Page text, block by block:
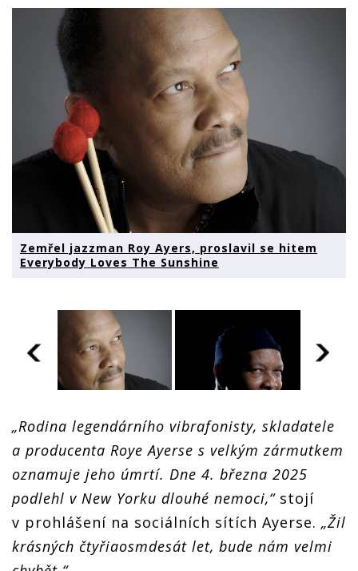
Zemřel jazzman Roy Ayers, proslavil se hitem
Everybody Loves The Sunshine
Zemřel jazzman Roy
Ayers, proslavil se
hitem Everybody
Loves The Sunshine
„Rodina legendárního vibrafonisty, skladatele
a producenta Roye Ayerse s velkým zármutkem
oznamuje jeho úmrtí. Dne 4. března 2025
podlehl v New Yorku dlouhé nemoci,“stojí
v prohlášení na sociálních sítích Ayerse. „Žil
krásných čtyřiaosmdesát let, bude nám velmi